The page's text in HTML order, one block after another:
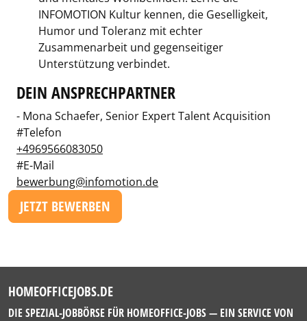
INFOMOTION Kultur kennen, die Geselligkeit,
Humor und Toleranz mit echter
Zusammenarbeit und gegenseitiger
Unterstützung verbindet.
DEIN ANSPRECHPARTNER
- Mona Schaefer, Senior Expert Talent Acquisition
#Telefon
+4969566083050
#E-Mail
bewerbung@infomotion.de
JETZT BEWERBEN
HOMEOFFICEJOBS.DE
DIE SPEZIAL-JOBBÖRSE FÜR HOMEOFFICE-JOBS — EIN SERVICE VON